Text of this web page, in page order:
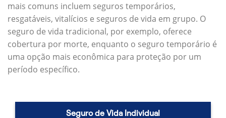
mais comuns incluem seguros temporários,
resgatáveis, vitalícios e seguros de vida em grupo. O
seguro de vida tradicional, por exemplo, oferece
cobertura por morte, enquanto o seguro temporário é
uma opção mais econômica para proteção por um
período específico.
Seguro de Vida Individual